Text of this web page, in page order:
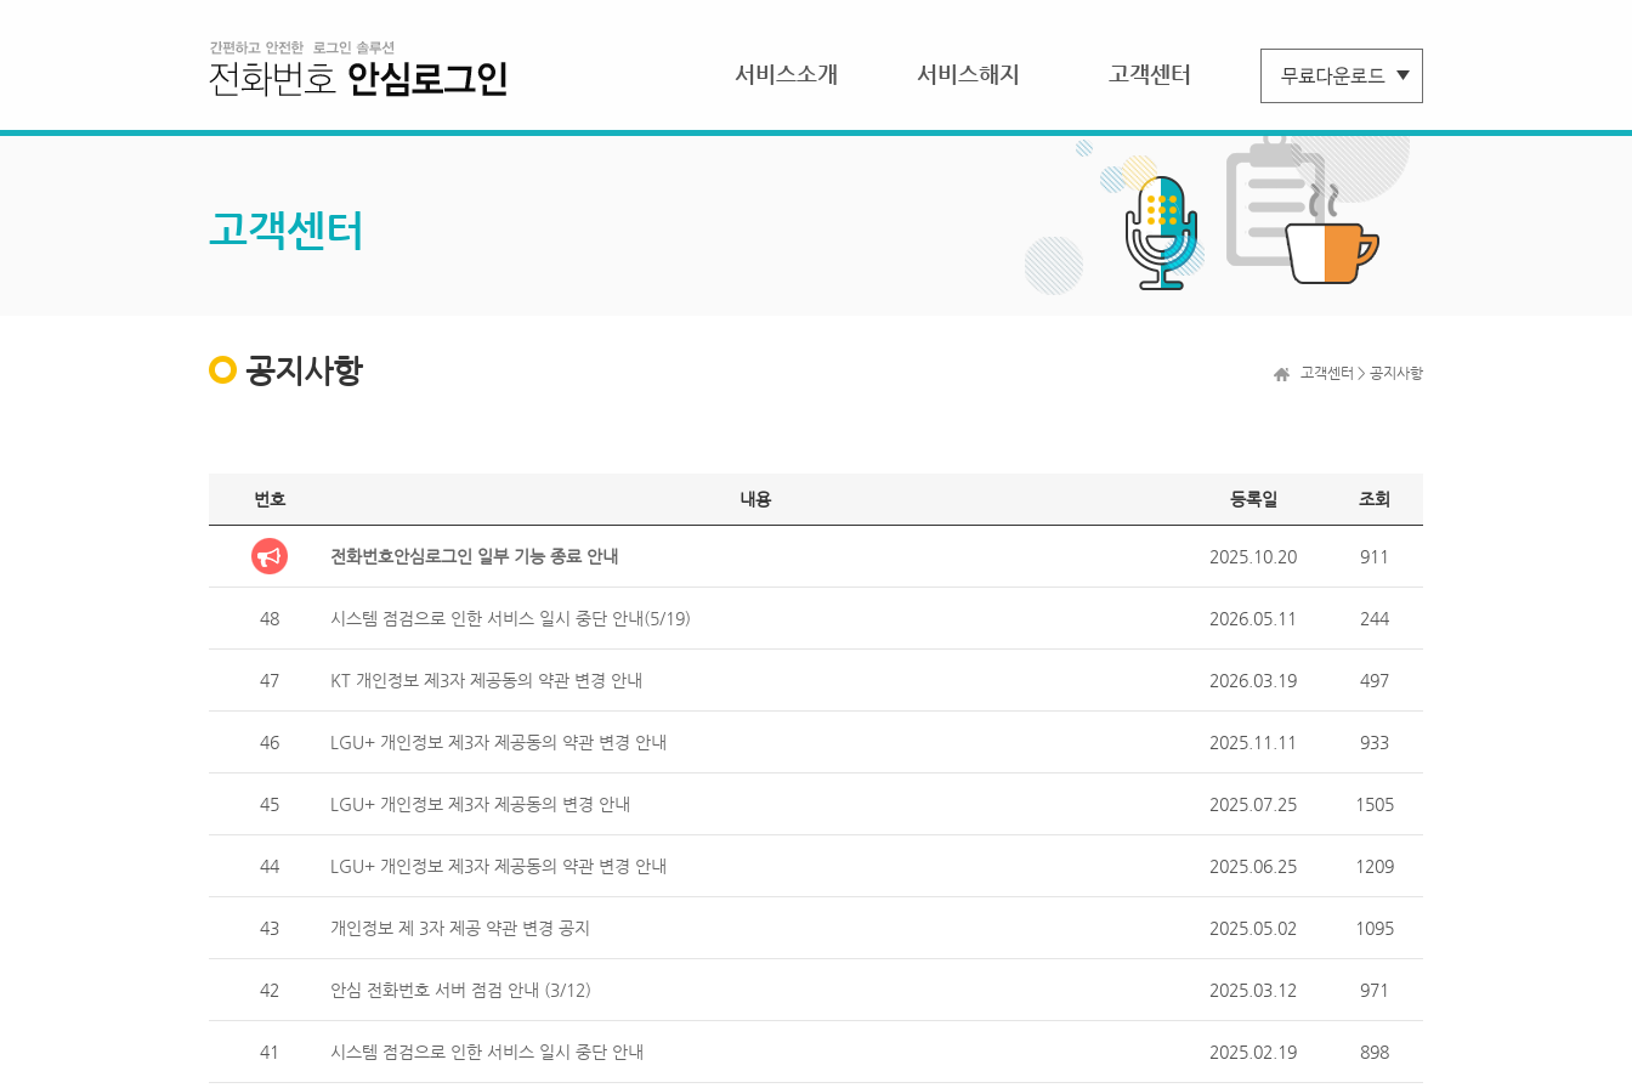
서비스소개 서비스해지 고객센터
고객센터
공지사항 고객센터 > 공지사항
번호 내용 등록일 조회
전화번호안심로그인 일부 기능 종료 안내 2025.10.20 911
48 시스템 점검으로 인한 서비스 일시 중단 안내(5/19) 2026.05.11 244
47 KT 개인정보 제3자 제공동의 약관 변경 안내 2026.03.19 497
46 LGU+ 개인정보 제3자 제공동의 약관 변경 안내 2025.11.11 933
45 LGU+ 개인정보 제3자 제공동의 변경 안내 2025.07.25 1505
44 LGU+ 개인정보 제3자 제공동의 약관 변경 안내 2025.06.25 1209
43 개인정보 제 3자 제공 약관 변경 공지 2025.05.02 1095
42 안심 전화번호 서버 점검 안내 (3/12) 2025.03.12 971
41 시스템 점검으로 인한 서비스 일시 중단 안내 2025.02.19 898